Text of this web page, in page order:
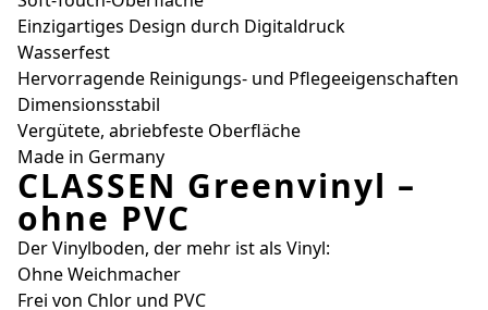
Einzigartiges Design durch Digitaldruck
Wasserfest
Hervorragende Reinigungs- und Pflegeeigenschaften
Dimensionsstabil
Vergütete, abriebfeste Oberfläche
Made in Germany
CLASSEN Greenvinyl –
ohne PVC
Der Vinylboden, der mehr ist als Vinyl:
Ohne Weichmacher
Frei von Chlor und PVC